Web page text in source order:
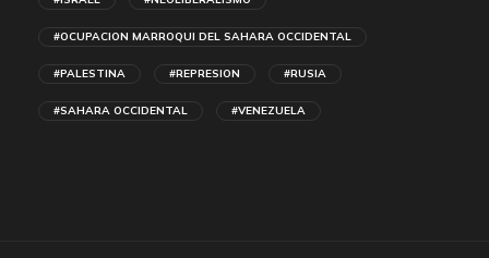
#OCUPACION MARROQUI DEL SAHARA OCCIDENTAL
#PALESTINA #REPRESION #RUSIA
#SAHARA OCCIDENTAL #VENEZUELA